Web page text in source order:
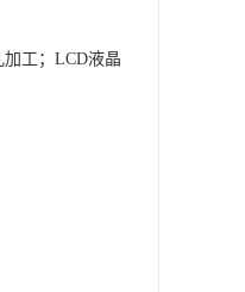
工；LCD液晶